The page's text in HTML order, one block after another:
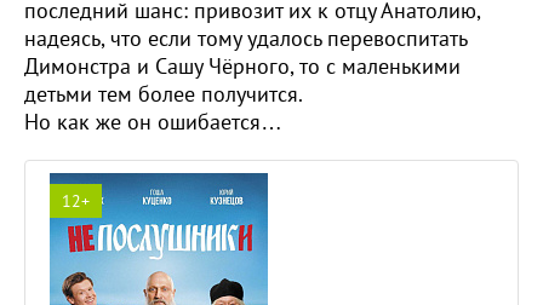
последний шанс: привозит их к отцу Анатолию,
надеясь, что если тому удалось перевоспитать
Димонстра и Сашу Чёрного, то с маленькими
детьми тем более получится.
Но как же он ошибается…
12+